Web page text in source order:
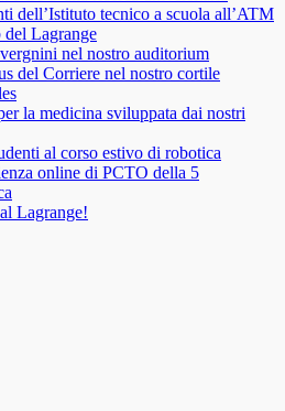
dell’Istituto tecnico a scuola all’ATM
Lagrange
nel nostro auditorium
del Corriere nel nostro cortile
la medicina sviluppata dai nostri
al corso estivo di robotica
online di PCTO della 5
Lagrange!